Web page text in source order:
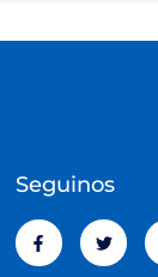
Seguinos